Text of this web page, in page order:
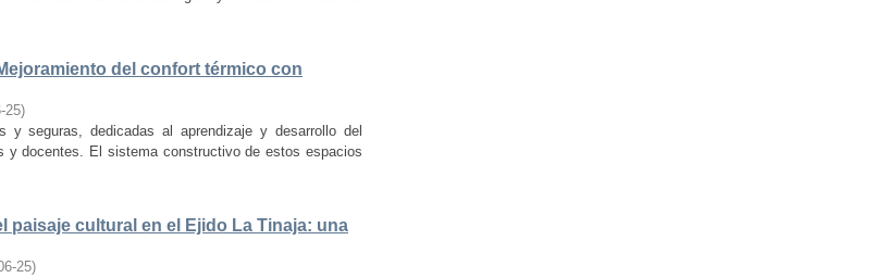
del confort térmico con
25)
y seguras, dedicadas al aprendizaje y desarrollo del
y docentes. El sistema constructivo de estos espacios
cultural en el Ejido La Tinaja: una
25)